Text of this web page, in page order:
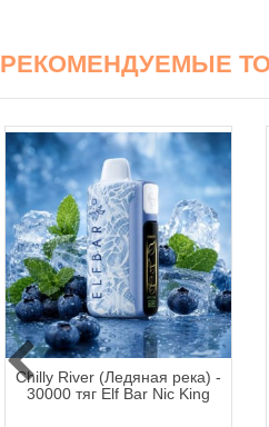
РЕКОМЕНДУЕМЫЕ
Chilly River (Ледяная река) -
30000 тяг Elf Bar Nic King